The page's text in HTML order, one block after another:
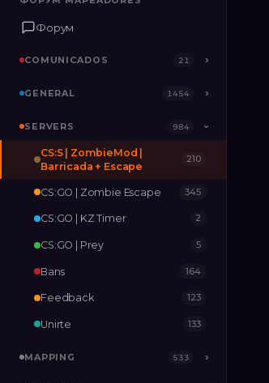
Форум
COMUNICADOS 21 ›
GENERAL 1454 ›
SERVERS 984 ›
MAPPING 533
RELEASES
Форум
COMUNICADOS 21 ›
GENERAL 1454 ›
SERVERS 984 ›
CS:S | ZombieMod |
Barricada + Escape
210
CS:GO | Zombie Escape 345
CS:GO | KZ Timer 2
CS:GO | Prey 5
Bans 164
Feedback 123
Unirte 133
MAPPING 533 ›